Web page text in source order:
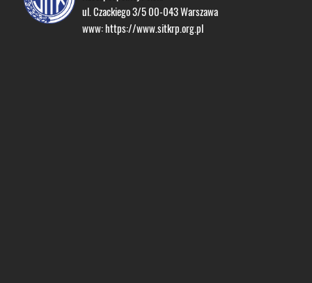
ul. Czackiego 3/5 00-043 Warszawa
www:https://www.sitkrp.org.pl